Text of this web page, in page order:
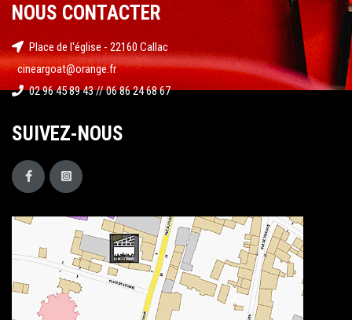
NOUS CONTACTER
Place de l'église - 22160 Callac
cineargoat@orange.fr
02 96 45 89 43 // 06 86 24 68 67
SUIVEZ-NOUS